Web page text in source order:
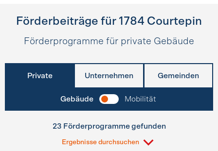
Förderbeiträge für 1784 Courtepin
Förderprogramme für private Gebäude
Private Unternehmen Gemeinden
Gebäude Mobilität
23 Förderprogramme gefunden
Ergebnisse durchsuchen